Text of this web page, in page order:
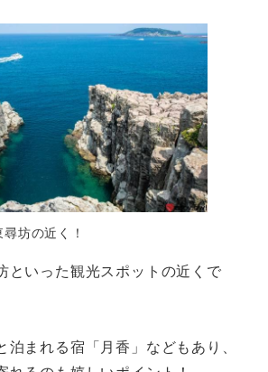
坊の近く！
といった観光スポットの近くで
まれる宿「月香」などもあり、